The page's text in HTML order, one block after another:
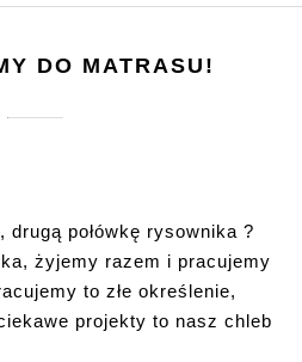
DO MATRASU!
połówkę rysownika ?
żyjemy razem i pracujemy
to złe określenie,
projekty to nasz chleb